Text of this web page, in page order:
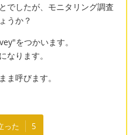
でしたが、モニタリング調査
うか？
をつかいます。
なります。
ま呼びます。
った 5